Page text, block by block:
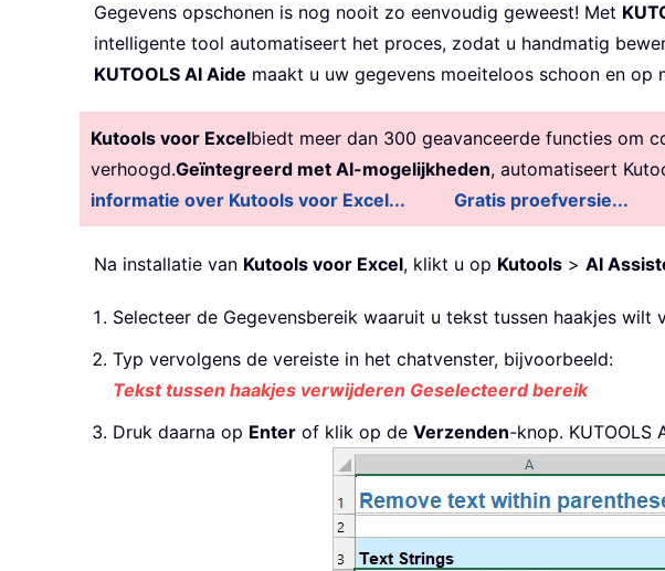
Gegevens opschonen is nog nooit zo eenvoudig geweest! Met
intelligente tool automatiseert het proces, zodat u handmatig
KUTOOLS AI Aide maakt u uw gegevens moeiteloos schoon en op
Kutools voor Excelbiedt meer dan 300 geavanceerde functies om
verhoogd.Geïntegreerd met AI-mogelijkheden, automatiseert
informatie over Kutools voor Excel...
Gratis proefversie...
Na installatie van Kutools voor Excel, klikt u op Kutools > AI
Selecteer de Gegevensbereik waaruit u tekst tussen haakjes wilt
Typ vervolgens de vereiste in het chatvenster, bijvoorbeeld:
Tekst tussen haakjes verwijderen Geselecteerd bereik
Druk daarna op Enter of klik op de Verzenden-knop.